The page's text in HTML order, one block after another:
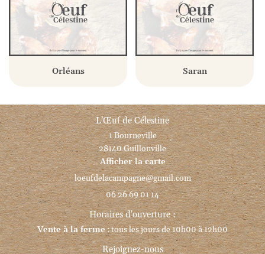
Orléans Saran
L’Œuf de Célestine
1 Bourneville
28140 Guillonville
Afficher la carte
06 26 69 01 14
Horaires d'ouverture :
Vente à la ferme: tous les jours de 10h00 à 12h00
Rejoignez-nous